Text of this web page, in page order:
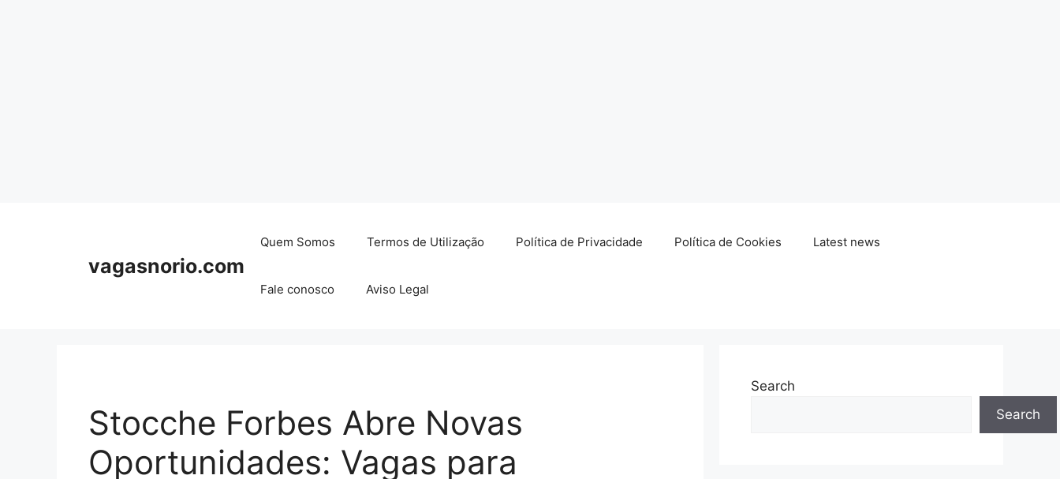
vagasnorio.com
Quem Somos Termos de Utilização Política de Privacidade Política de Cookies Latest news
Fale conosco Aviso Legal
Stocche Forbes Abre Novas
Oportunidades: Vagas para
Search
Search